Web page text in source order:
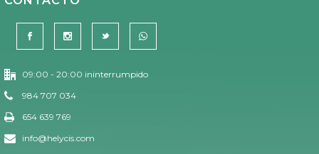
09:00 - 20:00 ininterrumpido
984 707 034
654 639 769
info@helycis.com